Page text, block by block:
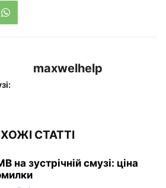
maxwelhelp
СТАТТІ
на зустрічній смузі: ціна